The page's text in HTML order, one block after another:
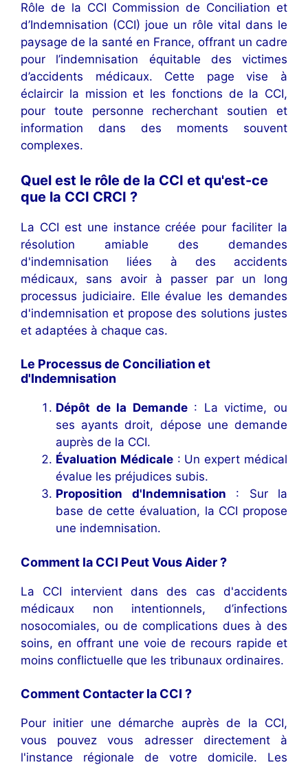
Rôle de la CCI Commission de Conciliation et
d’Indemnisation (CCI) joue un rôle vital dans le
paysage de la santé en France, offrant un cadre
pour l’indemnisation équitable des victimes
d’accidents médicaux. Cette page vise à
éclaircir la mission et les fonctions de la CCI,
pour toute personne recherchant soutien et
information dans des moments souvent
complexes.
Quel est le rôle de la CCI et qu'est-ce
que la CCI CRCI ?
La CCI est une instance créée pour faciliter la
résolution amiable des demandes
d'indemnisation liées à des accidents
médicaux, sans avoir à passer par un long
processus judiciaire. Elle évalue les demandes
d'indemnisation et propose des solutions justes
et adaptées à chaque cas.
Le Processus de Conciliation et
d'Indemnisation
Dépôt de la Demande: La victime, ou
ses ayants droit, dépose une demande
auprès de la CCI.
Évaluation Médicale: Un expert médical
évalue les préjudices subis.
Proposition d'Indemnisation : Sur la
base de cette évaluation, la CCI propose
une indemnisation.
Comment la CCI Peut Vous Aider ?
La CCI intervient dans des cas d'accidents
médicaux non intentionnels, d’infections
nosocomiales, ou de complications dues à des
soins, en offrant une voie de recours rapide et
moins conflictuelle que les tribunaux ordinaires.
Comment Contacter la CCI ?
Pour initier une démarche auprès de la CCI,
vous pouvez vous adresser directement à
l'instance régionale de votre domicile. Les